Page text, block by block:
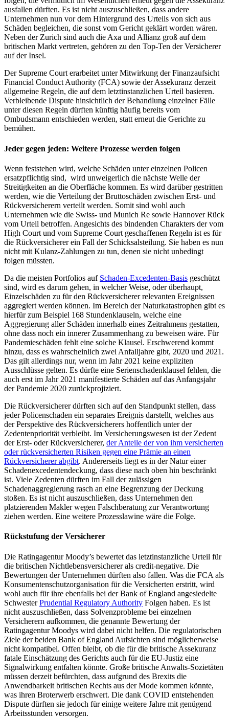
ausfallen dürften. Es ist nicht auszuschließen, dass andere
Unternehmen nun vor dem Hintergrund des Urteils von sich aus
Schäden begleichen, die sonst vom Gericht geklärt worden wären.
Neben der Zurich sind auch die Axa und Allianz groß auf dem
britischen Markt vertreten, gehören zu den Top-Ten der Versicherer
auf der Insel.
Der Supreme Court erarbeitet unter Mitwirkung der Finanzaufsicht
Financial Conduct Authority (FCA) sowie der Assekuranz derzeit
allgemeine Regeln, die auf dem letztinstanzlichen Urteil basieren.
Verbleibende Dispute hinsichtlich der Behandlung einzelner Fälle
unter diesen Regeln dürften künftig häufig bereits vom
Ombudsmann entschieden werden, statt erneut die Gerichte zu
bemühen.
Jeder gegen jeden: Weitere Prozesse werden folgen
Wenn feststehen wird, welche Schäden unter einzelnen Policen
ersatzpflichtig sind, wird unweigerlich die nächste Welle der
Streitigkeiten an die Oberfläche kommen. Es wird darüber gestritten
werden, wie die Verteilung der Bruttoschäden zwischen Erst- und
Rückversicherern verteilt werden. Somit sind wohl auch
Unternehmen wie die Swiss- und Munich Re sowie Hannover Rück
vom Urteil betroffen. Angesichts des bindenden Charakters der vom
High Court und vom Supreme Court geschaffenen Regeln ist es für
die Rückversicherer ein Fall der Schicksalsteilung. Sie haben es nun
nicht mit Kulanz-Zahlungen zu tun, denen sie nicht unbedingt
folgen müssten.
Da die meisten Portfolios auf Schaden-Excedenten-Basis geschützt
sind, wird es darum gehen, in welcher Weise, oder überhaupt,
Einzelschäden zu für den Rückversicherer relevanten Ereignissen
aggregiert werden können. Im Bereich der Naturkatastrophen gibt es
hierfür zum Beispiel 168 Stundenklauseln, welche eine
Aggregierung aller Schäden innerhalb eines Zeitrahmens gestatten,
ohne dass noch ein innerer Zusammenhang zu beweisen wäre. Für
Pandemieschäden fehlt eine solche Klausel. Erschwerend kommt
hinzu, dass es wahrscheinlich zwei Anfalljahre gibt, 2020 und 2021.
Das gilt allerdings nur, wenn im Jahr 2021 keine expliziten
Ausschlüsse gelten. Es dürfte eine Serienschadenklausel fehlen, die
auch erst im Jahr 2021 manifestierte Schäden auf das Anfangsjahr
der Pandemie 2020 zurückprojiziert.
Die Rückversicherer dürften sich auf den Standpunkt stellen, dass
jeder Policenschaden ein separates Ereignis darstellt, welches aus
der Perspektive des Rückversicherers hoffentlich unter der
Zedentenpriorität verbleibt. Im Versicherungswesen ist der Zedent
der Erst- oder Rückversicherer, der Anteile der von ihm versicherten
oder rückversicherten Risiken gegen eine Prämie an einen
Rückversicherer abgibt. Andererseits liegt es in der Natur einer
Schadenexcedentendeckung, dass diese nach oben hin beschränkt
ist. Viele Zedenten dürften im Fall der zulässigen
Schadenaggregierung rasch an eine Begrenzung der Deckung
stoßen. Es ist nicht auszuschließen, dass Unternehmen den
platzierenden Makler wegen Falschberatung zur Verantwortung
ziehen werden. Eine weitere Prozesslawine wäre die Folge.
Rückstufung der Versicherer
Die Ratingagentur Moody’s bewertet das letztinstanzliche Urteil für
die britischen Nichtlebensversicherer als credit-negative. Die
Bewertungen der Unternehmen dürften also fallen. Was die FCA als
Konsumentenschutzorganisation für die Versicherten erstritt, wird
wohl auch für ihre ebenfalls bei der Bank of England angesiedelte
SchwesterPrudential Regulatory Authority Folgen haben. Es ist
nicht auszuschließen, dass Solvenzprobleme bei einzelnen
Versicherern aufkommen, die genannte Bewertung der
Ratingagentur Moodys wird dabei nicht helfen. Die regulatorischen
Ziele der beiden Bank of England Aufsichten sind möglicherweise
nicht kompatibel. Offen bleibt, ob die für die britische Assekuranz
fatale Einschätzung des Gerichts auch für die EU-Justiz eine
Signalwirkung entfalten könnte. Große britische Anwalts-Sozietäten
müssen derzeit befürchten, dass aufgrund des Brexits die
Anwendbarkeit britischen Rechts aus der Mode kommen könnte,
was ihren Broterwerb erschwert. Die dank COVID entstehenden
Dispute dürften sie jedoch für einige weitere Jahre mit genügend
Arbeitsstunden versorgen.